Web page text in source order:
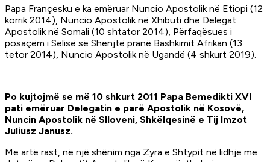
Papa Françesku e ka emëruar Nuncio Apostolik në Etiopi (12
korrik 2014), Nuncio Apostolik në Xhibuti dhe Delegat
Apostolik në Somali (10 shtator 2014), Përfaqësues i
posaçëm i Selisë së Shenjtë pranë Bashkimit Afrikan (13
tetor 2014), Nuncio Apostolik në Ugandë (4 shkurt 2019).
Po kujtojmë se më 10 shkurt 2011 Papa Bemedikti XVI
pati emëruar Delegatin e parë Apostolik në Kosovë,
Nuncin Apostolik në Slloveni, Shkëlqesinë e Tij Imzot
Juliusz Janusz.
Me artë rast, në një shënim nga Zyra e Shtypit në lidhje me